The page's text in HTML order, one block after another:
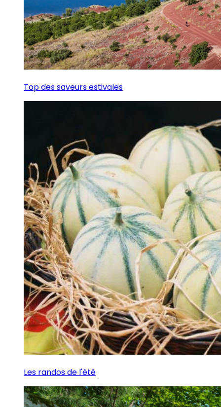
Top des saveurs estivales
Les randos de l'été